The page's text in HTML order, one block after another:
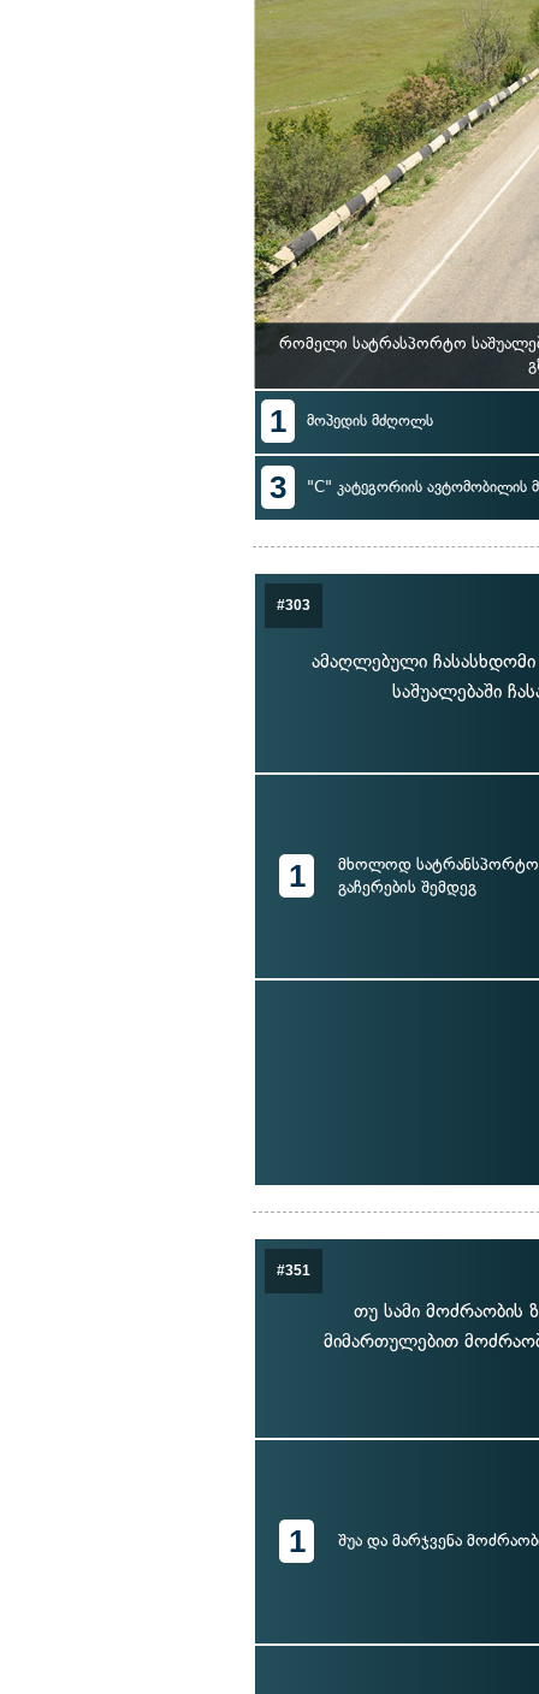
რომელი სატრასპორტო
1 მოპედის მძღოლს
3 "C" კატეგორიის ავტომობილის
#303
ამაღლებული ჩასასხდომი
საშუალებაში
1
მხოლოდ სატრანსპორტო
გაჩერების შემდეგ
#351
თუ სამი მოძრაობის
მიმართულებით
1 შუა და მარჯვენა